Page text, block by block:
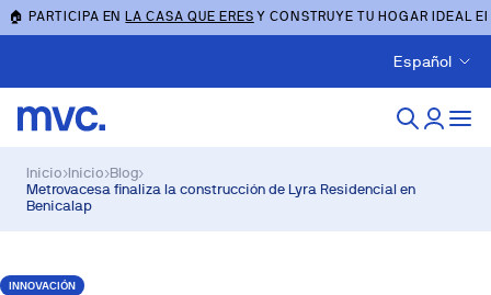
🏠 PARTICIPA ENLA CASA QUE ERES Y CONSTRUYE TU HOGAR IDEAL
Español
Inicio›Inicio›Blog›
Metrovacesa finaliza la construcción de Lyra Residencial en
Benicalap
INNOVACIÓN